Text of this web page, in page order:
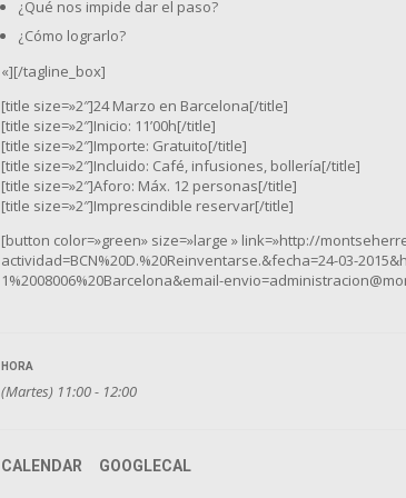
¿Qué nos impide dar el paso?
¿Cómo lograrlo?
«][/tagline_box]
[title size=»2″]24 Marzo en Barcelona[/title]
[title size=»2″]Inicio: 11’00h[/title]
[title size=»2″]Importe: Gratuito[/title]
[title size=»2″]Incluido: Café, infusiones, bollería[/title]
[title size=»2″]Aforo: Máx. 12 personas[/title]
[title size=»2″]Imprescindible reservar[/title]
[button color=»green» size=»large » link=»http://
actividad=BCN%20D.%20Reinventarse.&fecha=24-03-
1%2008006%20Barcelona&email-
HORA
(Martes) 11:00 - 12:00
CALENDAR GOOGLECAL